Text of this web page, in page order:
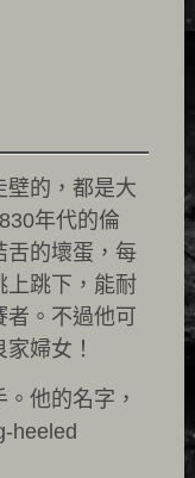
壁的，都是大
年代的倫
舌的壞蛋，每
上跳下，能耐
。不過他可
婦女！
他的名字，
heeled